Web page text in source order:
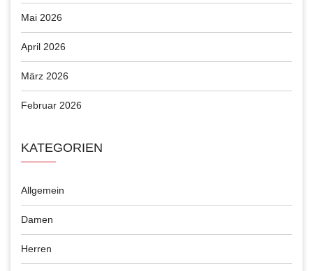
Mai 2026
April 2026
März 2026
Februar 2026
KATEGORIEN
Allgemein
Damen
Herren